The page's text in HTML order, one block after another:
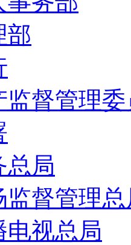
部
监督管理
总局
监督管理
电视总局